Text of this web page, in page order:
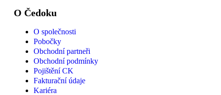
O Čedoku
O společnosti
Pobočky
Obchodní partneři
Obchodní podmínky
Pojištění CK
Fakturační údaje
Kariéra